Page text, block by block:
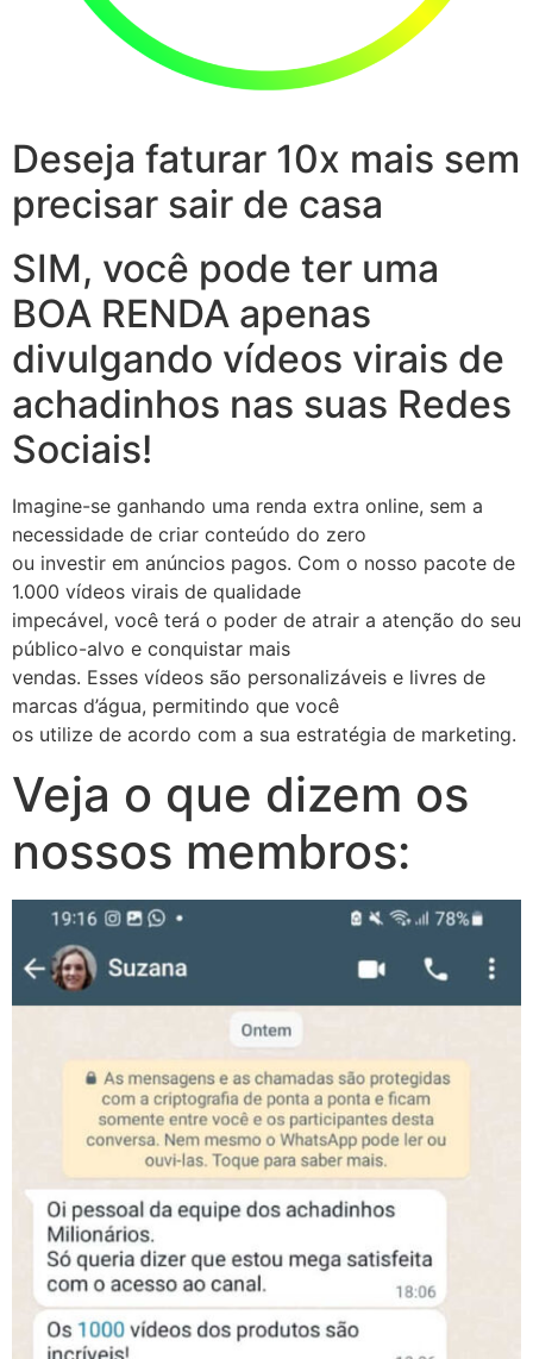
Deseja faturar 10x mais sem
precisar sair de casa
SIM, você pode ter uma
BOA RENDA apenas
divulgando vídeos virais de
achadinhos nas suas Redes
Sociais!
Imagine-se ganhando uma renda extra online, sem a
necessidade de criar conteúdo do zero
ou investir em anúncios pagos. Com o nosso pacote de
1.000 vídeos virais de qualidade
impecável, você terá o poder de atrair a atenção do seu
público-alvo e conquistar mais
vendas. Esses vídeos são personalizáveis e livres de
marcas d’água, permitindo que você
os utilize de acordo com a sua estratégia de marketing.
Veja o que dizem os
nossos membros: